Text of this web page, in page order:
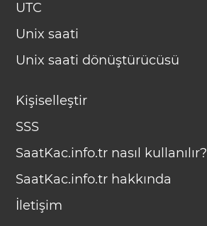
UTC
Unix saati
Unix saati dönüştürücüsü
Kişiselleştir
SSS
SaatKac.info.tr nasıl kullanılır?
SaatKac.info.tr hakkında
İletişim